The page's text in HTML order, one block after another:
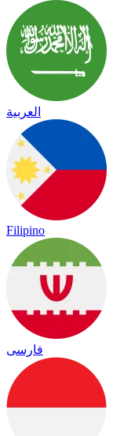
العربية
Filipino
فارسی